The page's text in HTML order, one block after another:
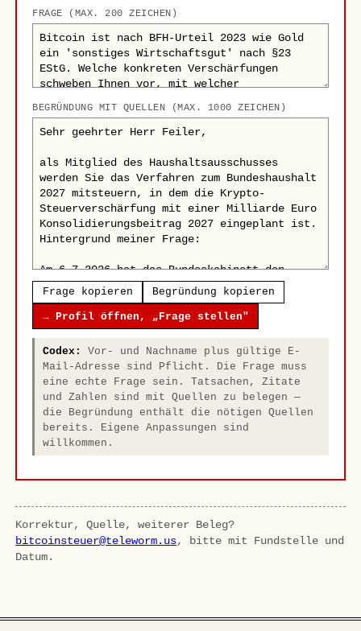
FRAGE (MAX. 200 ZEICHEN)
BEGRÜNDUNG MIT QUELLEN (MAX. 1000 ZEICHEN)
Frage kopieren Begründung kopieren
→ Profil öffnen, „Frage stellen"
Codex:
Vor- und Nachname plus gültige E-
Mail-Adresse sind Pflicht. Die Frage muss
eine echte Frage sein. Tatsachen, Zitate
und Zahlen sind mit Quellen zu belegen —
die Begründung enthält die nötigen Quellen
bereits. Eigene Anpassungen sind
willkommen.
Korrektur, Quelle, weiterer Beleg?
bitcoinsteuer@teleworm.us, bitte mit Fundstelle und
Datum.